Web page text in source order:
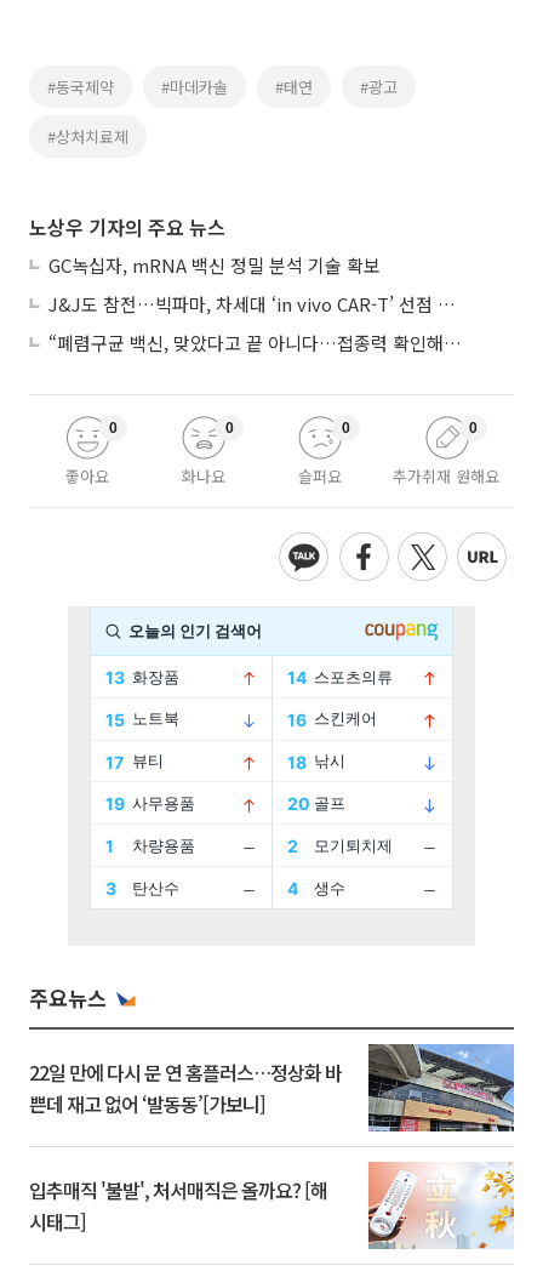
#동국제약 #마데카솔 #태연 #광고
#상처치료제
노상우 기자의 주요 뉴스
GC녹십자, mRNA 백신 정밀 분석 기술 확보
J&J도 참전…빅파마, 차세대 ‘in vivo CAR-T’ 선점 경쟁 본격화
“폐렴구균 백신, 맞았다고 끝 아니다…접종력 확인해야”
좋아요
0
화나요
0
슬퍼요
0
추가취재 원해요
0
주요뉴스
22일 만에 다시 문 연 홈플러스…정상화 바
쁜데 재고 없어 ‘발동동’[가보니]
입추매직 '불발', 처서매직은 올까요? [해
시태그]